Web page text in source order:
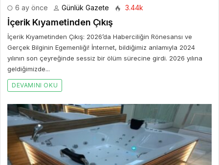
6 ay önce Günlük Gazete 3.44k
İçerik Kıyametinden Çıkış
İçerik Kıyametinden Çıkış: 2026’da Haberciliğin Rönesansı ve
Gerçek Bilginin Egemenliği! İnternet, bildiğimiz anlamıyla 2024
yılının son çeyreğinde sessiz bir ölüm sürecine girdi. 2026 yılına
geldiğimizde...
DEVAMINI OKU